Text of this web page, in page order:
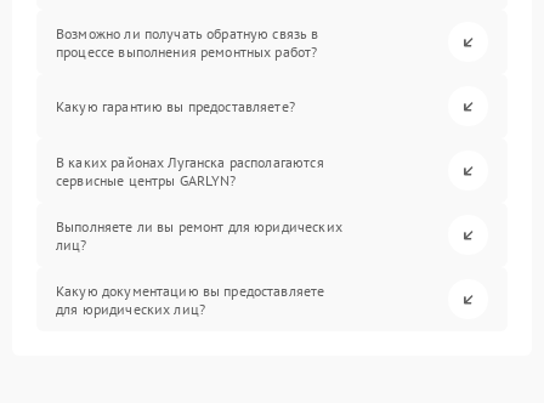
Возможно ли получать обратную связь в
процессе выполнения ремонтных работ?
Какую гарантию вы предоставляете?
В каких районах Луганска располагаются
сервисные центры GARLYN?
Выполняете ли вы ремонт для юридических
лиц?
Какую документацию вы предоставляете
для юридических лиц?